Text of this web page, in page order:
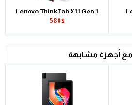
Lenovo ThinkTab X11 Gen 1
580$
أجهزة مشابهة